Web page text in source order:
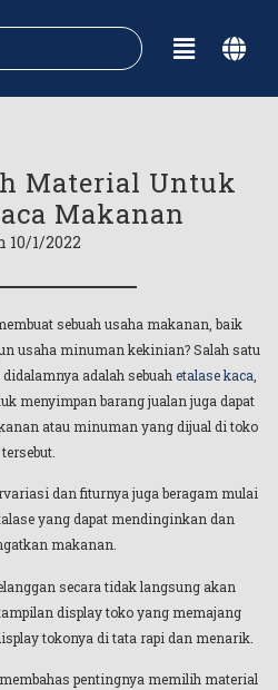
Material Untuk
Makanan
10/1/2022
sebuah usaha makanan, baik
usaha minuman kekinian? Salah satu
adalah sebuah etalase kaca
menyimpan barang jualan juga dapat
atau minuman yang dijual di toko
tersebut.
dan fiturnya juga beragam mulai
yang dapat mendinginkan dan
makanan.
secara tidak langsung akan
display toko yang memajang
tokonya di tata rapi dan menarik.
pentingnya memilih material